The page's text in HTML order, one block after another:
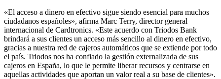
«El acceso a dinero en efectivo sigue siendo esencial para muchos
ciudadanos españoles», afirma Marc Terry, director general
internacional de Cardtronics. «Este acuerdo con Triodos Bank
brindará a sus clientes un acceso más sencillo al dinero en efectivo,
gracias a nuestra red de cajeros automáticos que se extiende por todo
el país. Triodos nos ha confiado la gestión externalizada de sus
cajeros en España, lo que le permite liberar recursos y centrarse en
aquellas actividades que aportan un valor real a su base de clientes».